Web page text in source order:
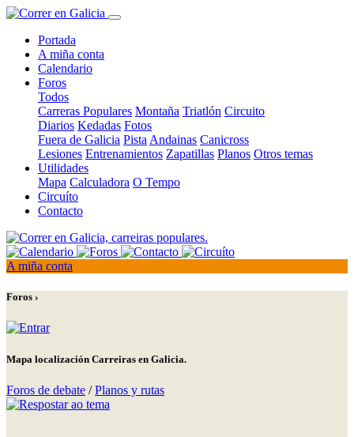
Portada
A miña conta
Calendario
Foros
Todos
Carreras Populares Montaña Triatlón Circuito
Diarios Kedadas Fotos
Fuera de Galicia Pista Andainas Canicross
Lesiones Entrenamientos Zapatillas Planos Otros temas
Utilidades
Mapa Calculadora O Tempo
Circuíto
Contacto
A miña conta
Foros ›
Mapa localización Carreiras en Galicia.
Foros de debate /Planos y rutas